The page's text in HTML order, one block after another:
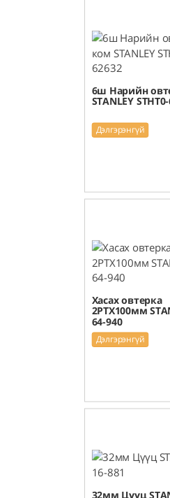
6ш Нарийн
STANLEY
Дэлгэрэнгүй
Хасах овтерка
2PTX100мм
64-940
Дэлгэрэнгүй
32мм Цүүц